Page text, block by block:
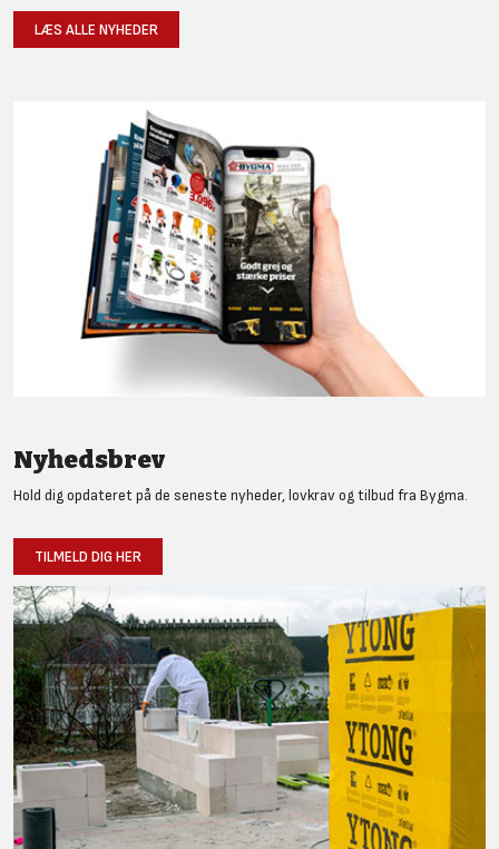
LÆS ALLE NYHEDER
Nyhedsbrev
Hold dig opdateret på de seneste nyheder, lovkrav og tilbud fra Bygma.
TILMELD DIG HER